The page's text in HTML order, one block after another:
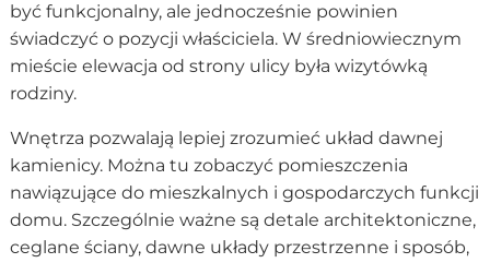
być funkcjonalny, ale jednocześnie powinien
świadczyć o pozycji właściciela. W średniowiecznym
mieście elewacja od strony ulicy była wizytówką
rodziny.
Wnętrza pozwalają lepiej zrozumieć układ dawnej
kamienicy. Można tu zobaczyć pomieszczenia
nawiązujące do mieszkalnych i gospodarczych funkcji
domu. Szczególnie ważne są detale architektoniczne,
ceglane ściany, dawne układy przestrzenne i sposób,